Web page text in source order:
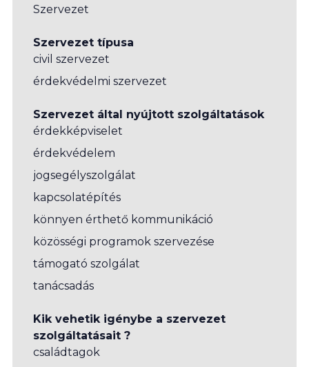
Szervezet
Szervezet típusa
civil szervezet
érdekvédelmi szervezet
Szervezet által nyújtott szolgáltatások
érdekképviselet
érdekvédelem
jogsegélyszolgálat
kapcsolatépítés
könnyen érthető kommunikáció
közösségi programok szervezése
támogató szolgálat
tanácsadás
Kik vehetik igénybe a szervezet
szolgáltatásait ?
családtagok